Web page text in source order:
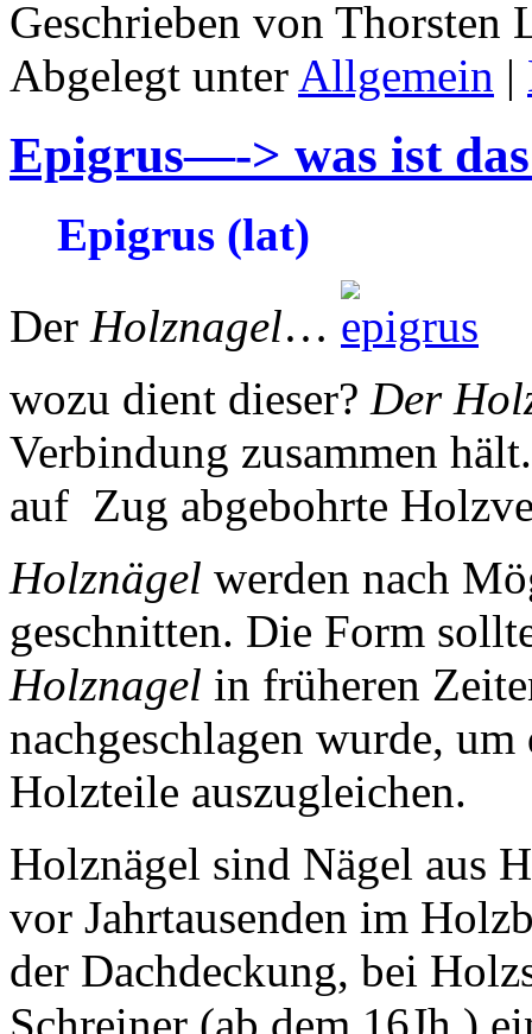
Geschrieben von Thorsten
Abgelegt unter Allgemein |
Epigrus—-> was ist
Epigrus (lat)
Der Holznagel…
wozu dient dieser? Der
Verbindung zusammen
auf Zug abgebohrte
Holznägel werden nach
geschnitten. Die Form
Holznagel in früheren
nachgeschlagen wurde,
Holzteile auszugleichen.
Holznägel sind Nägel
vor Jahrtausenden im
der Dachdeckung, bei
Schreiner (ab dem 16Jh.)